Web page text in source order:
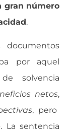
gran número
.
por aquel
solvencia
netos,
, pero
La sentencia